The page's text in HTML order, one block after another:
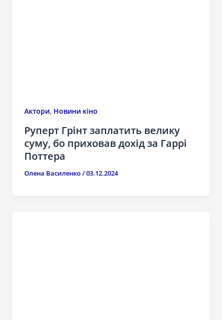
Актори, Новини кіно
Руперт Грінт заплатить велику
суму, бо приховав дохід за Гаррі
Поттера
Олена Василенко/03.12.2024